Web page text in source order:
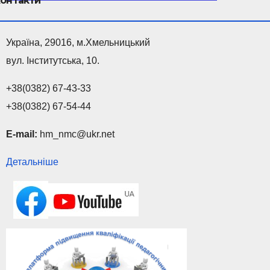
Україна, 29016, м.Хмельницький
вул. Інститутська, 10.
+38(0382) 67-43-33
+38(0382) 67-54-44
E-mail: hm_nmc@ukr.net
Детальніше